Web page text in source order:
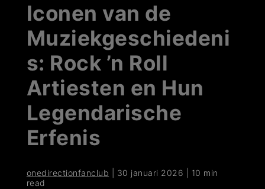
Iconen van de
Muziekgeschiedeni
s: Rock ’n Roll
Artiesten en Hun
Legendarische
Erfenis
onedirectionfanclub 30 januari 2026
10 min
read